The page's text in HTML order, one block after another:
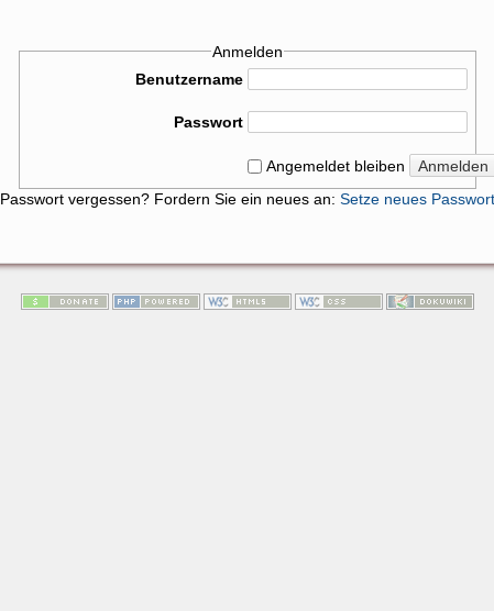
Anmelden
Benutzername
Passwort
Angemeldet bleiben
Anmelden
Passwort vergessen? Fordern Sie ein neues an: Setze neues Passwort